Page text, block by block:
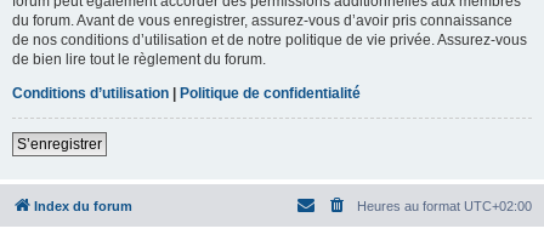
du forum. Avant de vous enregistrer, assurez-vous d’avoir pris connaissance
de nos conditions d’utilisation et de notre politique de vie privée. Assurez-vous
de bien lire tout le règlement du forum.
Conditions d’utilisation | Politique de confidentialité
S’enregistrer
Index du forum Heures au format UTC+02:00